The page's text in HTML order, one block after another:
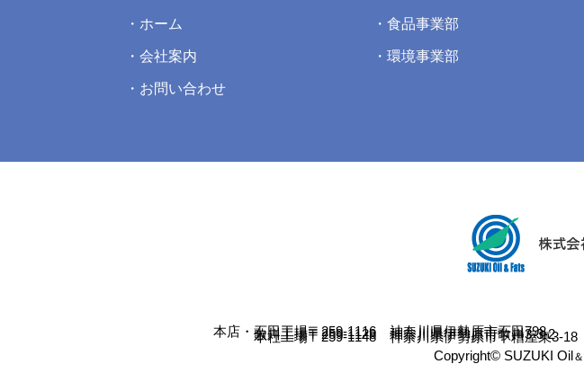
ホーム
会社案内
お問い合わせ
食品事業部
環境事業部
本社工場〒259-1148 神奈川県伊勢原市下糟屋東3-18
歌川工場〒259-1128 神奈川県伊勢原市歌川3-3-2
本店・石田工場〒259-1116 神奈川県伊勢原市石田798
Copyright© SUZUKI Oil＆